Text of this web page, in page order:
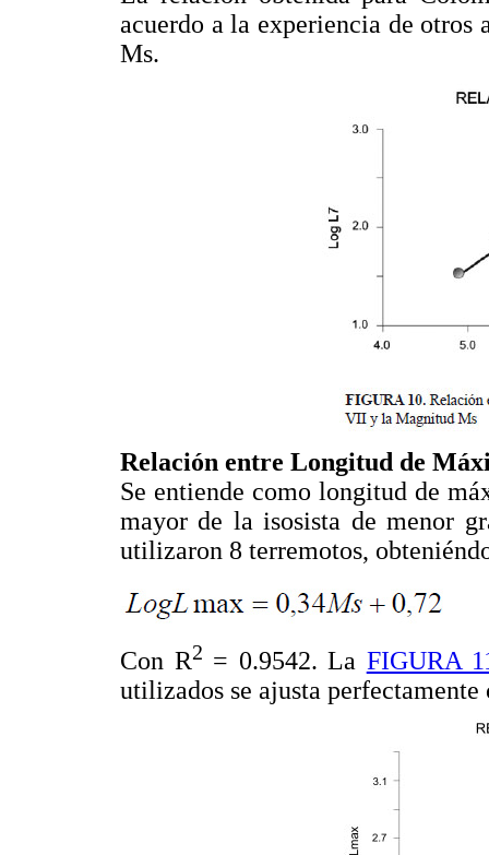
acuerdo a la experiencia de
Ms.
Relación entre Longitud de
Se entiende como longitud de
mayor de la isosista de menor
utilizaron 8 terremotos,
Con R2 = 0.9542. La FIGURA
utilizados se ajusta